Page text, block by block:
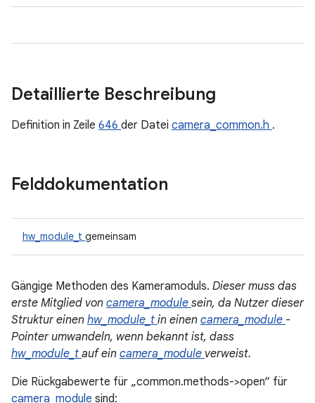
Detaillierte Beschreibung
Definition in Zeile 646 der Datei camera_common.h .
Felddokumentation
hw_module_t gemeinsam
Gängige Methoden des Kameramoduls. Dieser muss das
erste Mitglied von camera_module sein, da Nutzer dieser
Struktur einen hw_module_t in einen camera_module -
Pointer umwandeln, wenn bekannt ist, dass
hw_module_t auf ein camera_module verweist.
Die Rückgabewerte für „common.methods->open“ für
camera_module sind: